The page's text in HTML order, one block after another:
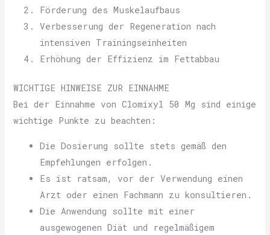
Förderung des Muskelaufbaus
Verbesserung der Regeneration nach
intensiven Trainingseinheiten
Erhöhung der Effizienz im Fettabbau
WICHTIGE HINWEISE ZUR EINNAHME
Bei der Einnahme von Clomixyl 50 Mg sind einige
wichtige Punkte zu beachten:
Die Dosierung sollte stets gemäß den
Empfehlungen erfolgen.
Es ist ratsam, vor der Verwendung einen
Arzt oder einen Fachmann zu konsultieren.
Die Anwendung sollte mit einer
ausgewogenen Diät und regelmäßigem